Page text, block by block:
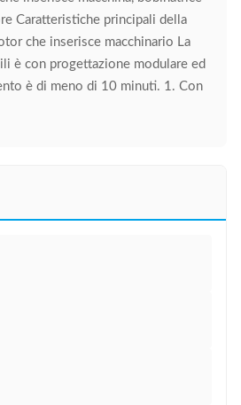
Caratteristiche principali della
che inserisce macchinario La
è con progettazione modulare ed
è di meno di 10 minuti. 1. Con